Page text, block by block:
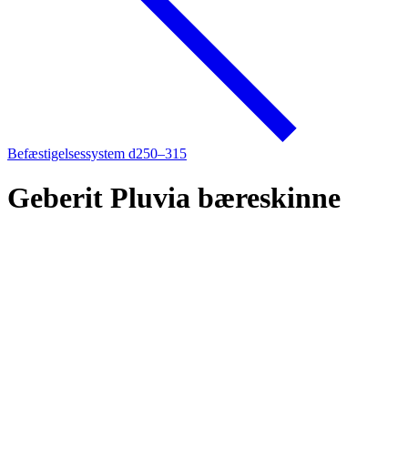
Befæstigelsessystem d250–315
Geberit Pluvia bæreskinne